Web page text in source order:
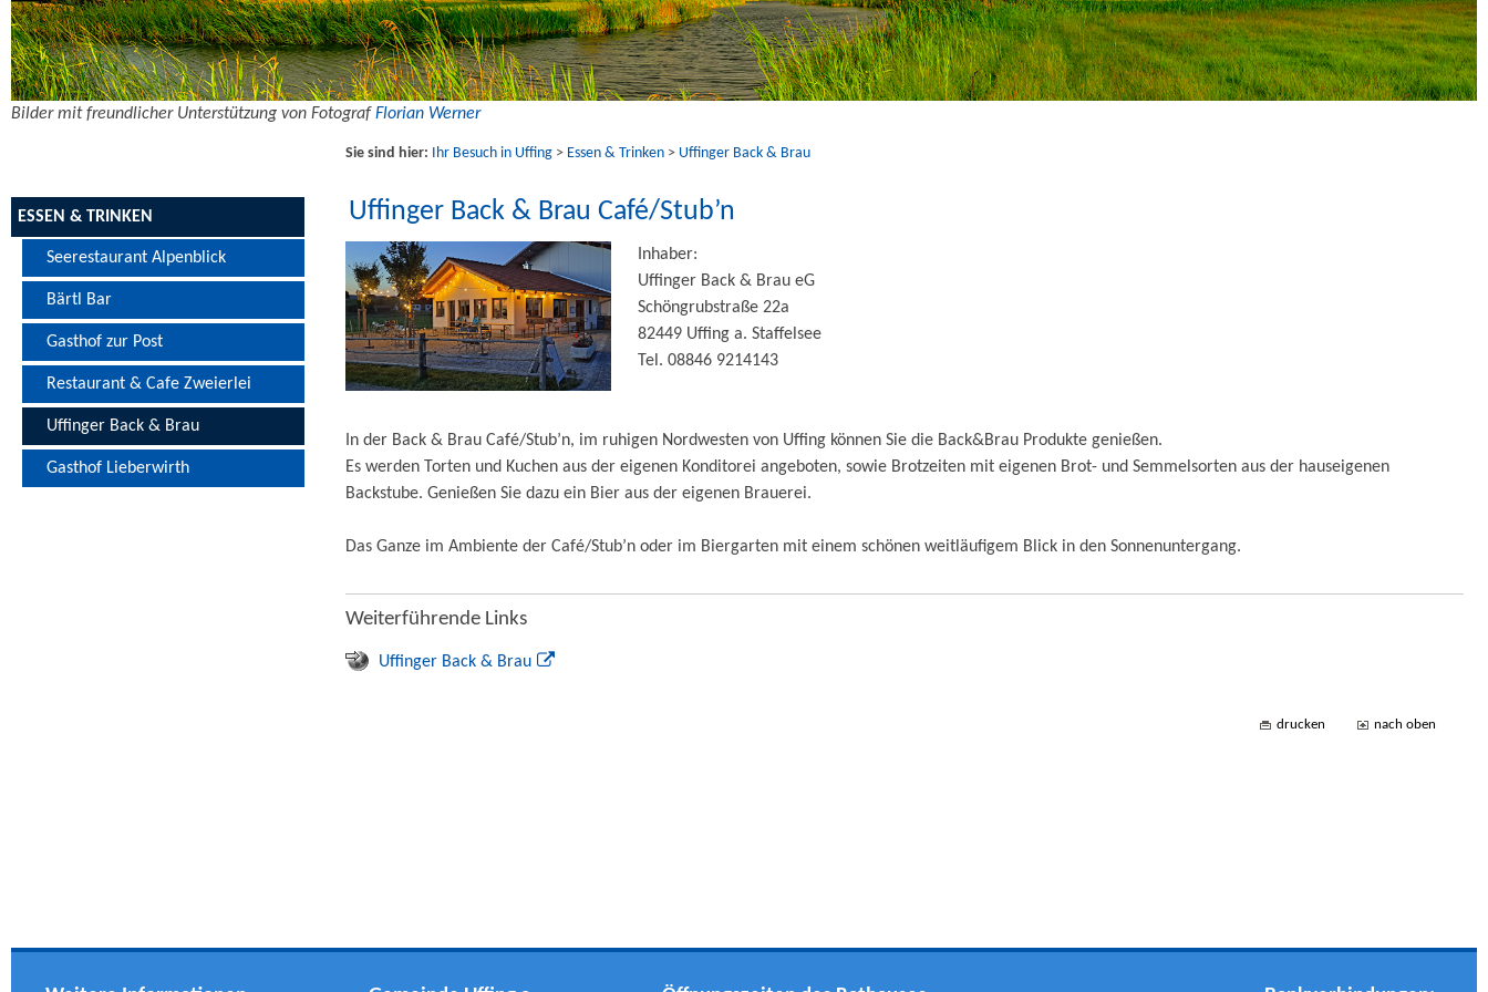
Bilder mit freundlicher Unterstützung von Fotograf Florian Werner
ESSEN & TRINKEN
Seerestaurant Alpenblick
Bärtl Bar
Gasthof zur Post
Restaurant & Cafe Zweierlei
Uffinger Back & Brau
Gasthof Lieberwirth
Sie sind hier: Ihr Besuch in Uffing > Essen & Trinken > Uffinger Back & Brau
Uffinger Back & Brau Café/Stub’n
Inhaber:
Uffinger Back & Brau eG
Schöngrubstraße 22a
82449 Uffing a. Staffelsee
Tel. 08846 9214143
In der Back & Brau Café/Stub’n, im ruhigen Nordwesten von Uffing können Sie die Back&Brau Produkte genießen.
Es werden Torten und Kuchen aus der eigenen Konditorei angeboten, sowie Brotzeiten mit eigenen Brot- und Semmelsorten aus der hauseigenen
Backstube. Genießen Sie dazu ein Bier aus der eigenen Brauerei.
Das Ganze im Ambiente der Café/Stub’n oder im Biergarten mit einem schönen weitläufigem Blick in den Sonnenuntergang.
Weiterführende Links
Uffinger Back & Brau
drucken nach oben